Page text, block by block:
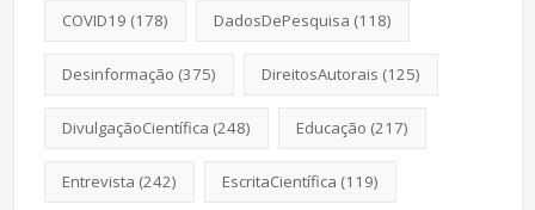
COVID19 (178) DadosDePesquisa (118)
Desinformação (375) DireitosAutorais (125)
DivulgaçãoCientífica (248) Educação (217)
Entrevista (242) EscritaCientífica (119)